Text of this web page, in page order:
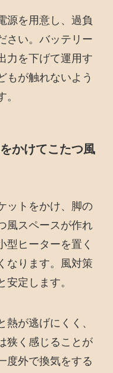
源を用意し、過負
さい。バッテリー
力を下げて運用す
もが触れないよう
かけてこたつ風
ットをかけ、脚の
風スペースが作れ
型ヒーターを置く
なります。風対策
安定します。
が逃げにくく、
狭く感じることが
度外で換気をする